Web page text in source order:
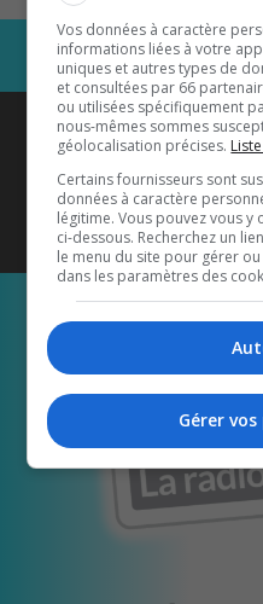
Coyote New
également
Écoutez-
Vos données à caractère
informations liées à votre
uniques et autres types de
et consultées par 66
ou utilisées spécifiquement
nous-mêmes sommes
géolocalisation précises.
Certains fournisseurs sont
données à caractère
légitime. Vous pouvez vous
ci-dessous. Recherchez un
le menu du site pour gérer
dans les paramètres des
Gérer